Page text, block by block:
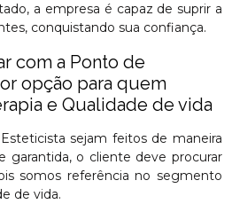
a empresa é capaz de suprir a
conquistando sua confiança.
com a Ponto de
opção para quem
e Qualidade de vida
sejam feitos de maneira
garantida, o cliente deve procurar
somos referência no segmento
de vida.